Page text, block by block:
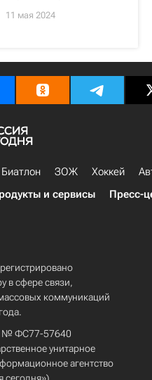
11 мая 2024
Биатлон ЗОЖ Хоккей
и сервисы Пресс-
в сфере связи,
коммуникаций
№ ФС77-57640
унитарное
агентство